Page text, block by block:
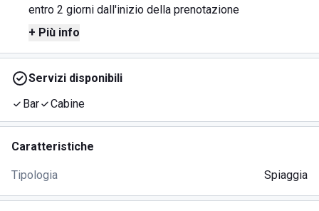
entro 2 giorni dall'inizio della prenotazione
+ Più info
Servizi disponibili
Bar
Cabine
Caratteristiche
Tipologia Spiaggia